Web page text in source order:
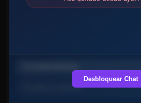
Desbloquear Chat